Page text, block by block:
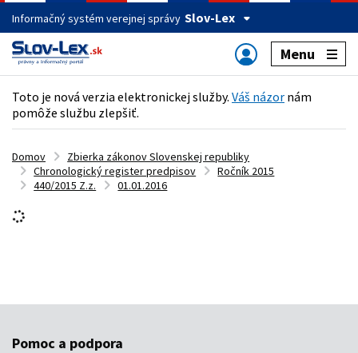
Informačný systém verejnej správy Slov-Lex
Menu
Toto je nová verzia elektronickej služby. Váš názor nám
pomôže službu zlepšiť.
Domov
Zbierka zákonov Slovenskej republiky
Chronologický register predpisov
Ročník 2015
440/2015 Z.z.
01.01.2016
Pomoc a podpora